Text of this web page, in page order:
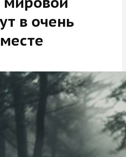
в очень